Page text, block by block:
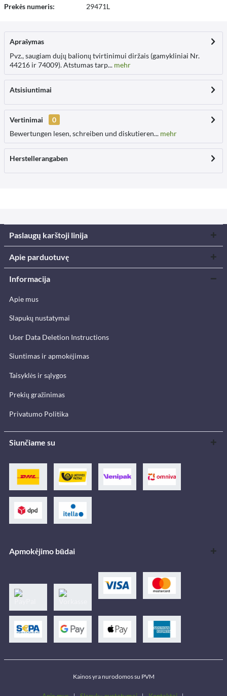
Prekės numeris: 29471L
Aprašymas
Pvz., saugiam dujų balionų tvirtinimui diržais (gamykliniai Nr.
44216 ir 74009). Atstumas tarp... mehr
Atsisiuntimai
Vertinimai
0
Bewertungen lesen, schreiben und diskutieren... mehr
Herstellerangaben
Paslaugų karštoji linija
Apie parduotuvę
Informacija
Apie mus
Slapukų nustatymai
User Data Deletion Instructions
Siuntimas ir apmokėjimas
Taisyklės ir sąlygos
Prekių gražinimas
Privatumo Politika
Siunčiame su
Apmokėjimo būdai
Kainos yra nurodomos su PVM